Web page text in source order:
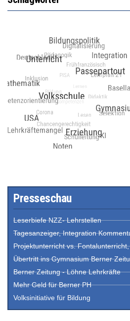
Presseschau
Leserbiefe NZZ- Lehrstellen
Tagesanzeiger, Integration
Projektunterricht vs.
Übertritt ins Gymnasium Berner
Berner Zeitung - Löhne Lehrkräfte
Mehr Geld für Berner PH
Volksinitiative für Bildung